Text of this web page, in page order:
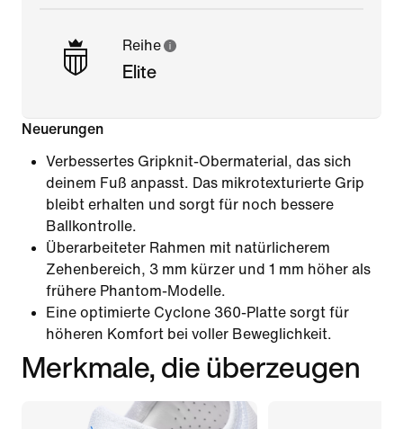
Reihe
Elite
Neuerungen
Verbessertes Gripknit-Obermaterial, das sich
deinem Fuß anpasst. Das mikrotexturierte Grip
bleibt erhalten und sorgt für noch bessere
Ballkontrolle.
Überarbeiteter Rahmen mit natürlicherem
Zehenbereich, 3 mm kürzer und 1 mm höher als
frühere Phantom-Modelle.
Eine optimierte Cyclone 360-Platte sorgt für
höheren Komfort bei voller Beweglichkeit.
Merkmale, die überzeugen